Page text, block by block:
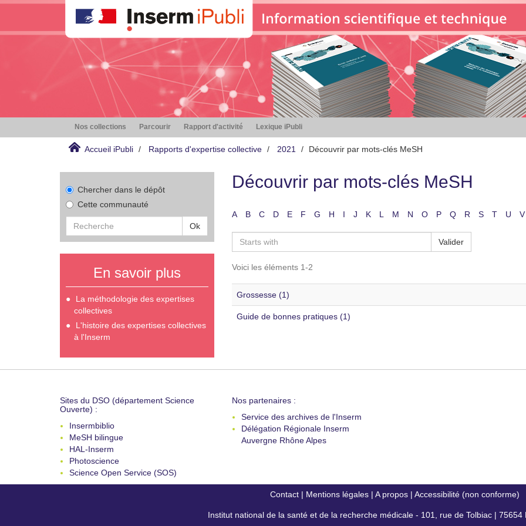
Nos collections Parcourir Rapport d'activité Lexique iPubli
Accueil iPubli Rapports d'expertise collective 2021 Découvrir par mots-clés MeSH
Chercher dans le dépôt
Cette communauté
Ok
En savoir plus
La méthodologie des expertises
collectives
L'histoire des expertises collectives
à l'Inserm
Découvrir par mots-clés MeSH
A B C D E F G H I J K L M N O P Q R S T U V
Valider
Voici les éléments 1-2
Grossesse (1)
Guide de bonnes pratiques (1)
Sites du DSO (département Science
Ouverte) :
Insermbiblio
MeSH bilingue
HAL-Inserm
Photoscience
Science Open Service (SOS)
Nos partenaires :
Service des archives de l'Inserm
Délégation Régionale Inserm
Auvergne Rhône Alpes
Contact| Mentions légales| A propos| Accessibilité (non conforme)
Institut national de la santé et de la recherche médicale - 101, rue de Tolbiac | 75654